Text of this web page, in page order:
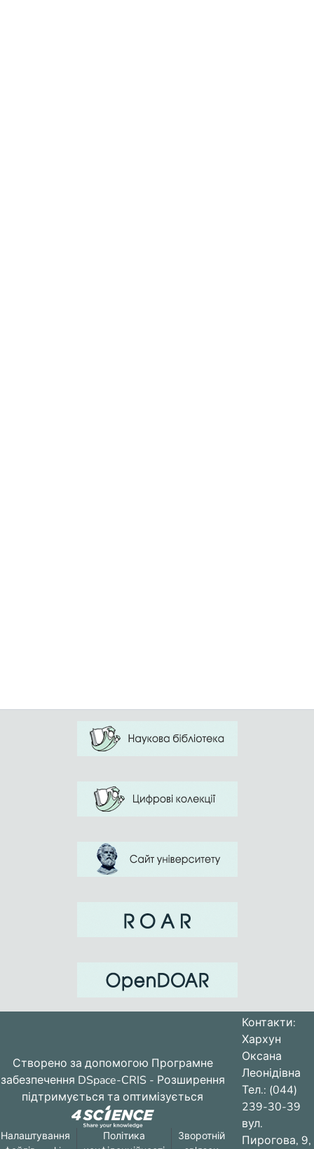
Створено за допомогою Програмне
забезпечення DSpace-CRIS - Розширення
підтримується та оптимізується
Налаштування
Політика
Зворотній
Контакти:
Хархун
Оксана
Леонідівна
Тел.: (044)
239-30-39
вул.
Пирогова, 9,